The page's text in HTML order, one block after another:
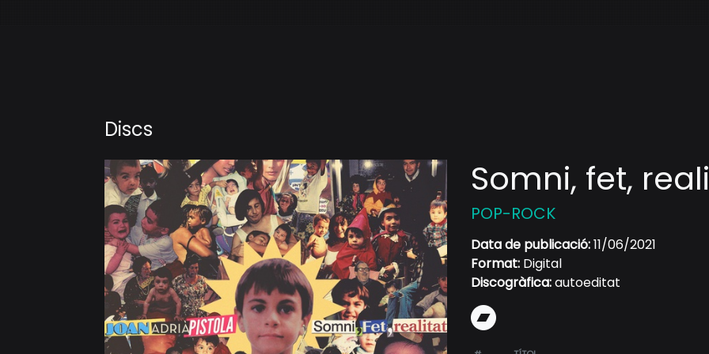
Discs
Somni, fet,
POP-ROCK
Data de publicació:11/06/2021
Format:Digital
Discogràfica:autoeditat